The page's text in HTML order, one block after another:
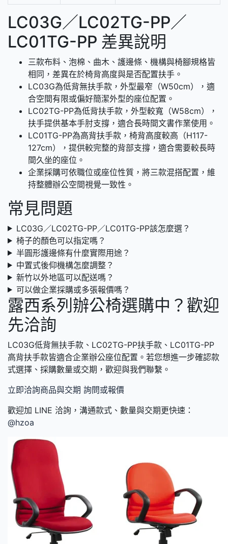
LC03G／LC02TG-PP／
LC01TG-PP 差異說明
三款布料、泡棉、曲木、護邊條、機構與椅腳規格皆
相同，差異在於椅背高度與是否配置扶手。
LC03G為低背無扶手款，外型最窄（W50cm），適
合空間有限或偏好簡潔外型的座位配置。
LC02TG-PP為低背扶手款，外型較寬（W58cm），
扶手提供基本手肘支撐，適合長時間文書作業使用。
LC01TG-PP為高背扶手款，椅背高度較高（H117-
127cm），提供較完整的背部支撐，適合需要較長時
間久坐的座位。
企業採購可依職位或座位性質，將三款混搭配置，維
持整體辦公空間視覺一致性。
常見問題
LC03G／LC02TG-PP／LC01TG-PP該怎麼選？
椅子的顏色可以指定嗎？
半圓形護邊條有什麼實際用途？
中置式後仰機構怎麼調整？
新竹以外地區可以配送嗎？
可以做企業採購或多張報價嗎？
露西系列辦公椅選購中？歡迎
先洽詢
LC03G低背無扶手款、LC02TG-PP扶手款、LC01TG-PP
高背扶手款皆適合企業辦公座位配置。若您想進一步確認款
式選擇、採購數量或交期，歡迎與我們聯繫。
立即洽詢商品與交期 詢問或報價
歡迎加 LINE 洽詢，溝通款式、數量與交期更快速：
@hzoa